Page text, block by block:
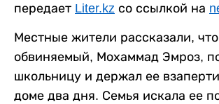
передает Liter.kz со ссылкой на
Местные жители рассказали, что
обвиняемый, Мохаммад Эмроз,
школьницу и держал ее
доме два дня. Семья искала ее